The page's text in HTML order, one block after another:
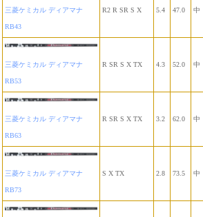
三菱ケミカル ディアマナ
RB43
R2 R SR S X 5.4 47.0 中
三菱ケミカル ディアマナ
RB53
R SR S X TX 4.3 52.0 中
三菱ケミカル ディアマナ
RB63
R SR S X TX 3.2 62.0 中
三菱ケミカル ディアマナ
RB73
S X TX 2.8 73.5 中